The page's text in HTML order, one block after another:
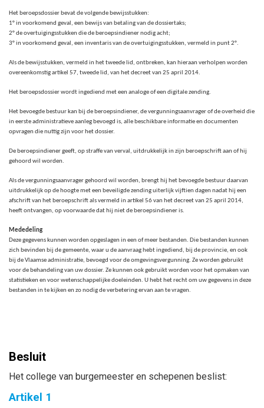
Het beroepsdossier bevat de volgende bewijsstukken:
1° in voorkomend geval, een bewijs van betaling van de dossiertaks;
2° de overtuigingsstukken die de beroepsindiener nodig acht;
3° in voorkomend geval, een inventaris van de overtuigingsstukken, vermeld in punt 2°.
Als de bewijsstukken, vermeld in het tweede lid, ontbreken, kan hieraan verholpen worden
overeenkomstig artikel 57, tweede lid, van het decreet van 25 april 2014.
Het beroepsdossier wordt ingediend met een analoge of een digitale zending.
Het bevoegde bestuur kan bij de beroepsindiener, de vergunningsaanvrager of de overheid die
in eerste administratieve aanleg bevoegd is, alle beschikbare informatie en documenten
opvragen die nuttig zijn voor het dossier.
De beroepsindiener geeft, op straffe van verval, uitdrukkelijk in zijn beroepschrift aan of hij
gehoord wil worden.
Als de vergunningsaanvrager gehoord wil worden, brengt hij het bevoegde bestuur daarvan
uitdrukkelijk op de hoogte met een beveiligde zending uiterlijk vijftien dagen nadat hij een
afschrift van het beroepschrift als vermeld in artikel 56 van het decreet van 25 april 2014,
heeft ontvangen, op voorwaarde dat hij niet de beroepsindiener is.
Mededeling
Deze gegevens kunnen worden opgeslagen in een of meer bestanden. Die bestanden kunnen
zich bevinden bij de gemeente, waar u de aanvraag hebt ingediend, bij de provincie, en ook
bij de Vlaamse administratie, bevoegd voor de omgevingsvergunning. Ze worden gebruikt
voor de behandeling van uw dossier. Ze kunnen ook gebruikt worden voor het opmaken van
statistieken en voor wetenschappelijke doeleinden. U hebt het recht om uw gegevens in deze
bestanden in te kijken en zo nodig de verbetering ervan aan te vragen.
Besluit
Het college van burgemeester en schepenen beslist:
Artikel 1